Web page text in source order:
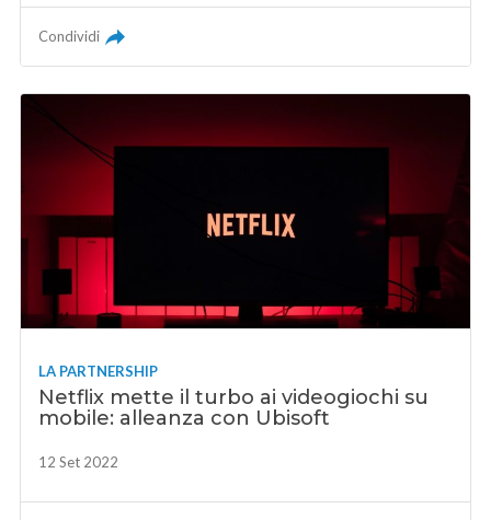
Condividi
LA PARTNERSHIP
Netflix mette il turbo ai videogiochi su
mobile: alleanza con Ubisoft
12 Set 2022